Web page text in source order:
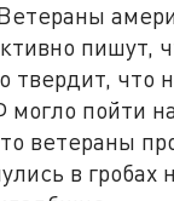
пишут,
твердит, что
пойти
ветераны
в гробах